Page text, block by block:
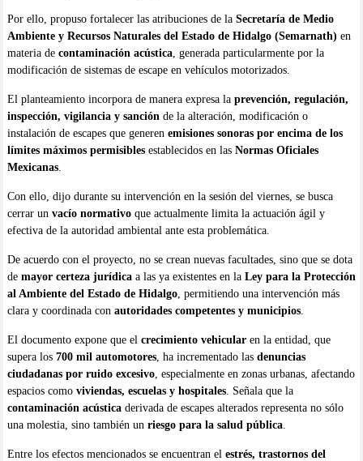
Por ello, propuso fortalecer las atribuciones de la Secretaría de Medio
Ambiente y Recursos Naturales del Estado de Hidalgo (Semarnath) en
materia de contaminación acústica, generada particularmente por la
modificación de sistemas de escape en vehículos motorizados.
El planteamiento incorpora de manera expresa la prevención, regulación,
inspección, vigilancia y sanción de la alteración, modificación o
instalación de escapes que generen emisiones sonoras por encima de los
límites máximos permisiblesestablecidos en las Normas Oficiales
Mexicanas.
Con ello, dijo durante su intervención en la sesión del viernes, se busca
cerrar un vacío normativoque actualmente limita la actuación ágil y
efectiva de la autoridad ambiental ante esta problemática.
De acuerdo con el proyecto, no se crean nuevas facultades, sino que se dota
de mayor certeza jurídicaa las ya existentes en la Ley para la Protección
al Ambiente del Estado de Hidalgo, permitiendo una intervención más
clara y coordinada con autoridades competentes y municipios.
El documento expone que el crecimiento vehicularen la entidad, que
supera los 700 mil automotores, ha incrementado las denuncias
ciudadanas por ruido excesivo, especialmente en zonas urbanas, afectando
espacios como viviendas, escuelas y hospitales. Señala que la
contaminación acústicaderivada de escapes alterados representa no sólo
una molestia, sino también un riesgo para la salud pública.
Entre los efectos mencionados se encuentran el estrés, trastornos del